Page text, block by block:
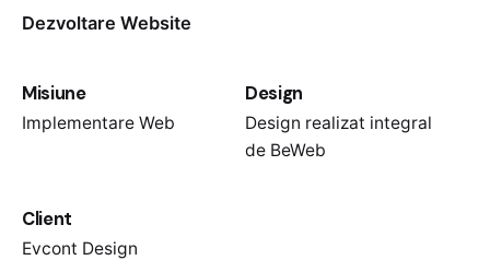
Dezvoltare Website
Misiune
Implementare Web
Design
Design realizat integral
de BeWeb
Client
Evcont Design